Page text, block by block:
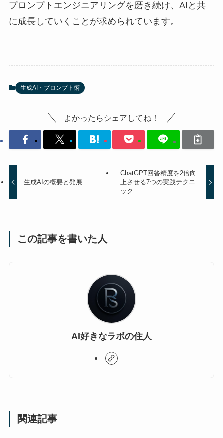
プロンプトエンジニアリングを磨き続け、AIと共
に成長していくことが求められています。
生成AI・プロンプト術
よかったらシェアしてね！
生成AIの概要と発展
ChatGPT回答精度を2倍向
上させる7つの実践テクニ
ック
この記事を書いた人
AI好きなラボの住人
関連記事